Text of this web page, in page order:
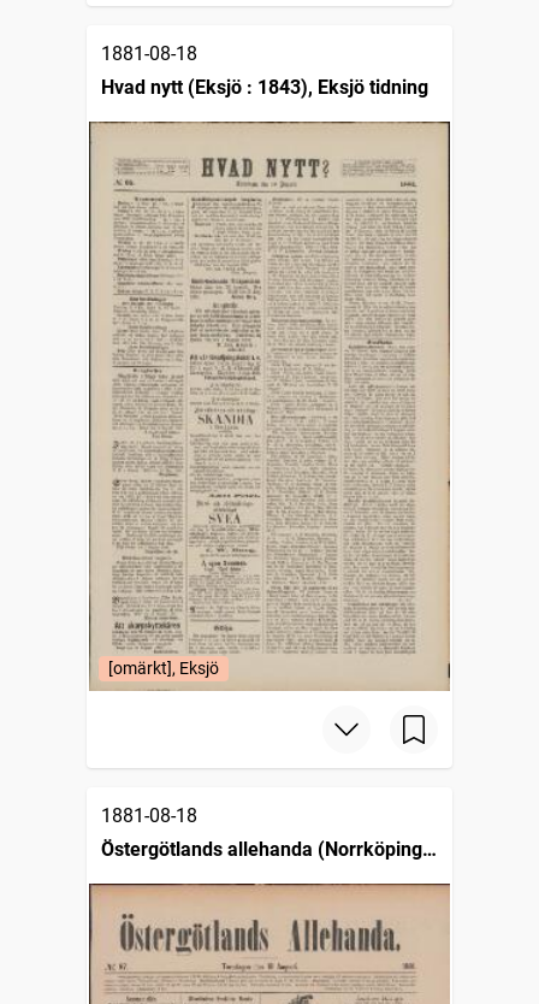
1881-08-18
Hvad nytt (Eksjö : 1843), Eksjö tidning
[omärkt], Eksjö
1881-08-18
Östergötlands allehanda (Norrköping :
1879)